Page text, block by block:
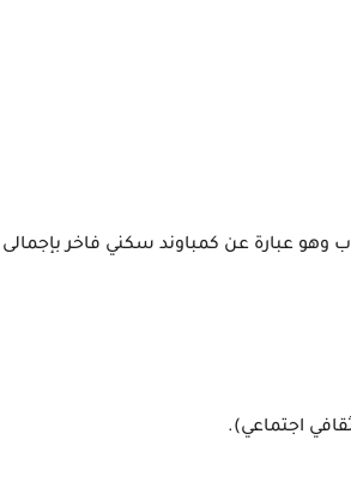
بمنطقة المستثمرين الشمالية – أمام بوابة ٦ الرحاب وهو عبارة عن كمباوند سكني فاخر بإجمالى
اجتماعي).